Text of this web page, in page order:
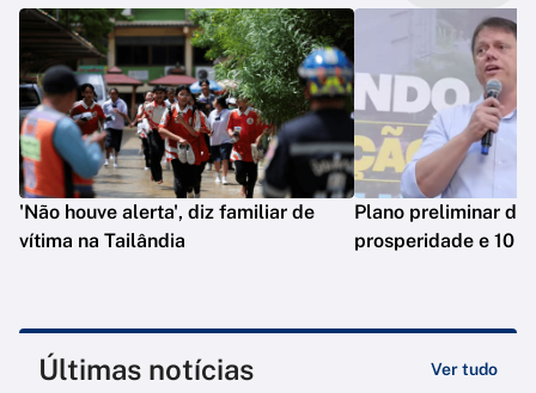
'Não houve alerta', diz familiar de
vítima na Tailândia
Plano preliminar de
prosperidade e 10
Últimas notícias Ver tudo